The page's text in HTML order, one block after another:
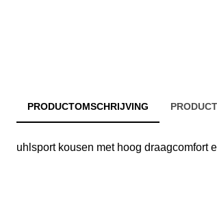
PRODUCTOMSCHRIJVING
uhlsport kousen met hoog draagcomfort